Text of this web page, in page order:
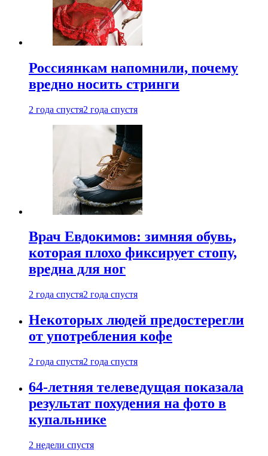
Россиянкам напомнили, почему
вредно носить стринги
2 года спустя2 года спустя
Врач Евдокимов: зимняя обувь,
которая плохо фиксирует стопу,
вредна для ног
2 года спустя2 года спустя
Некоторых людей предостерегли
от употребления кофе
2 года спустя2 года спустя
64-летняя телеведущая показала
результат похудения на фото в
купальнике
2 недели спустя